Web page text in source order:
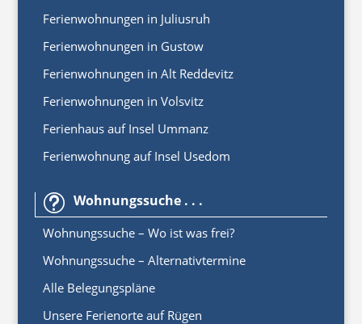
Ferienwohnungen in Juliusruh
Ferienwohnungen in Gustow
Ferienwohnungen in Alt Reddevitz
Ferienwohnungen in Volsvitz
Ferienhaus auf Insel Ummanz
Ferienwohnung auf Insel Usedom
t Wohnungssuche . . .
Wohnungssuche – Wo ist was frei?
Wohnungssuche – Alternativtermine
Alle Belegungspläne
Unsere Ferienorte auf Rügen